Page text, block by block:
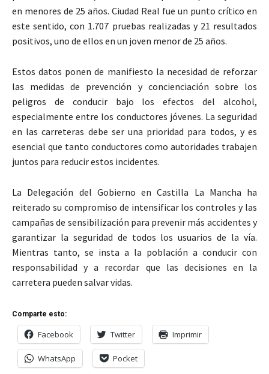
en menores de 25 años. Ciudad Real fue un punto crítico en
este sentido, con 1.707 pruebas realizadas y 21 resultados
positivos, uno de ellos en un joven menor de 25 años.
Estos datos ponen de manifiesto la necesidad de reforzar
las medidas de prevención y concienciación sobre los
peligros de conducir bajo los efectos del alcohol,
especialmente entre los conductores jóvenes. La seguridad
en las carreteras debe ser una prioridad para todos, y es
esencial que tanto conductores como autoridades trabajen
juntos para reducir estos incidentes.
La Delegación del Gobierno en Castilla La Mancha ha
reiterado su compromiso de intensificar los controles y las
campañas de sensibilización para prevenir más accidentes y
garantizar la seguridad de todos los usuarios de la vía.
Mientras tanto, se insta a la población a conducir con
responsabilidad y a recordar que las decisiones en la
carretera pueden salvar vidas.
Comparte esto:
Facebook Twitter Imprimir
WhatsApp Pocket